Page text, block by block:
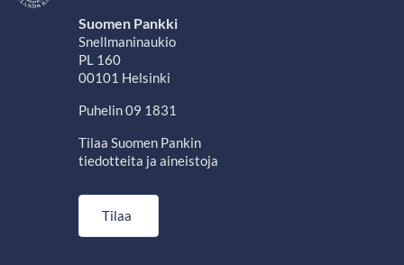
Suomen Pankki
Snellmaninaukio
PL 160
00101 Helsinki
Puhelin 09 1831
Tilaa Suomen Pankin
tiedotteita ja aineistoja
Tilaa